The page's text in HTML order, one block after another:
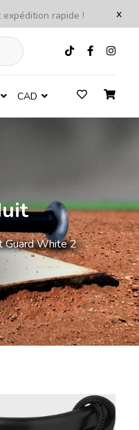
x
rapide !
CAD
Guard White 2